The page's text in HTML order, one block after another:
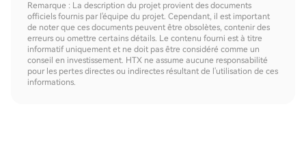
Remarque : La description du projet provient des documents
officiels fournis par l'équipe du projet. Cependant, il est important
de noter que ces documents peuvent être obsolètes, contenir des
erreurs ou omettre certains détails. Le contenu fourni est à titre
informatif uniquement et ne doit pas être considéré comme un
conseil en investissement. HTX ne assume aucune responsabilité
pour les pertes directes ou indirectes résultant de l'utilisation de ces
informations.